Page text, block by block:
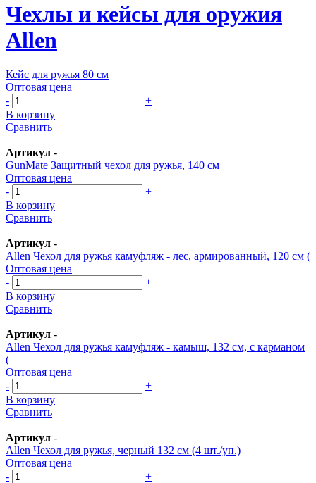
Чехлы и кейсы для оружия
Allen
Кейс для ружья 80 см
Оптовая цена
-
+
В корзину
Сравнить
Артикул -
GunMate Защитный чехол для ружья, 140 см
Оптовая цена
-
+
В корзину
Сравнить
Артикул -
Allen Чехол для ружья камуфляж - лес, армированный, 120 см (
Оптовая цена
-
+
В корзину
Сравнить
Артикул -
Allen Чехол для ружья камуфляж - камыш, 132 см, с карманом
(
Оптовая цена
-
+
В корзину
Сравнить
Артикул -
Allen Чехол для ружья, черный 132 см (4 шт./уп.)
Оптовая цена
-
+